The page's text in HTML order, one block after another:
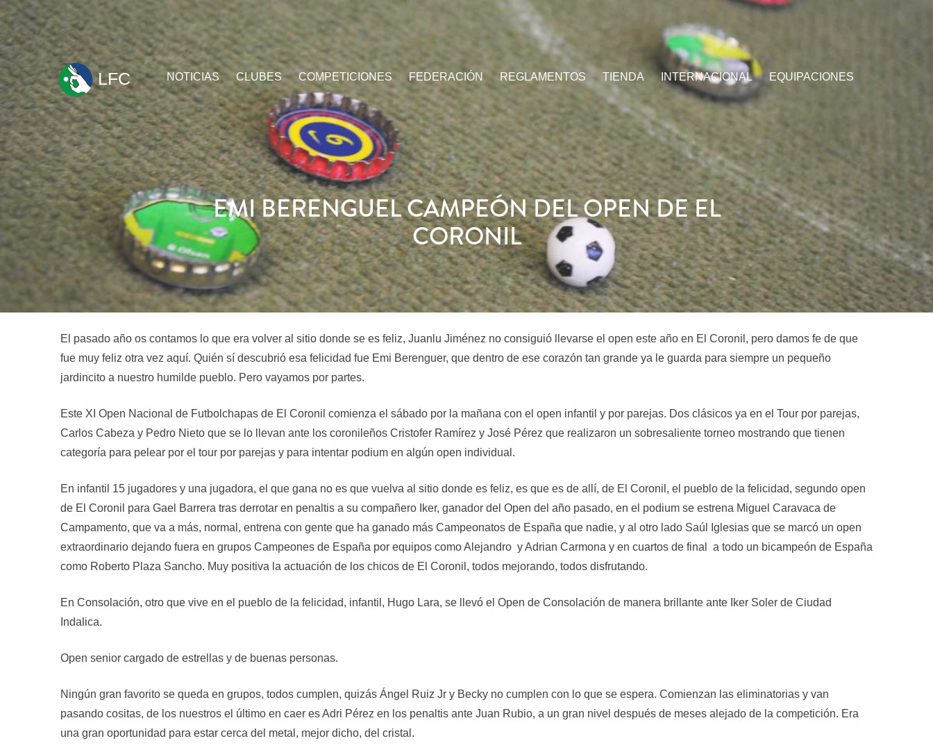
ir
al
contenido
LFC NOTICIAS CLUBES COMPETICIONES FEDERACIÓN REGLAMENTOS TIENDA INTERNACIONAL EQUIPACIONES
EMI BERENGUEL CAMPEÓN DEL OPEN DE EL
CORONIL
El pasado año os contamos lo que era volver al sitio donde se es feliz, Juanlu Jiménez no consiguió llevarse el open este año en El Coronil, pero damos fe de que
fue muy feliz otra vez aquí. Quién sí descubrió esa felicidad fue Emi Berenguer, que dentro de ese corazón tan grande ya le guarda para siempre un pequeño
jardincito a nuestro humilde pueblo. Pero vayamos por partes.
Este XI Open Nacional de Futbolchapas de El Coronil comienza el sábado por la mañana con el open infantil y por parejas. Dos clásicos ya en el Tour por parejas,
Carlos Cabeza y Pedro Nieto que se lo llevan ante los coronileños Cristofer Ramírez y José Pérez que realizaron un sobresaliente torneo mostrando que tienen
categoría para pelear por el tour por parejas y para intentar podium en algún open individual.
En infantil 15 jugadores y una jugadora, el que gana no es que vuelva al sitio donde es feliz, es que es de allí, de El Coronil, el pueblo de la felicidad, segundo open
de El Coronil para Gael Barrera tras derrotar en penaltis a su compañero Iker, ganador del Open del año pasado, en el podium se estrena Miguel Caravaca de
Campamento, que va a más, normal, entrena con gente que ha ganado más Campeonatos de España que nadie, y al otro lado Saúl Iglesias que se marcó un open
extraordinario dejando fuera en grupos Campeones de España por equipos como Alejandro y Adrian Carmona y en cuartos de final a todo un bicampeón de España
como Roberto Plaza Sancho. Muy positiva la actuación de los chicos de El Coronil, todos mejorando, todos disfrutando.
En Consolación, otro que vive en el pueblo de la felicidad, infantil, Hugo Lara, se llevó el Open de Consolación de manera brillante ante Iker Soler de Ciudad
Indalica.
Open senior cargado de estrellas y de buenas personas.
Ningún gran favorito se queda en grupos, todos cumplen, quizás Ángel Ruiz Jr y Becky no cumplen con lo que se espera. Comienzan las eliminatorias y van
pasando cositas, de los nuestros el último en caer es Adri Pérez en los penaltis ante Juan Rubio, a un gran nivel después de meses alejado de la competición. Era
una gran oportunidad para estar cerca del metal, mejor dicho, del cristal.